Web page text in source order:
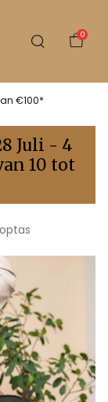
0
€100*
Juli - 4
10 tot